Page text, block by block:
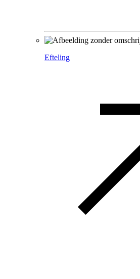
Efteling